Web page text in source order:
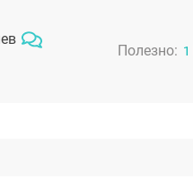
он просто
то, что родила 2-х
свою фигуру изПолезно: 1